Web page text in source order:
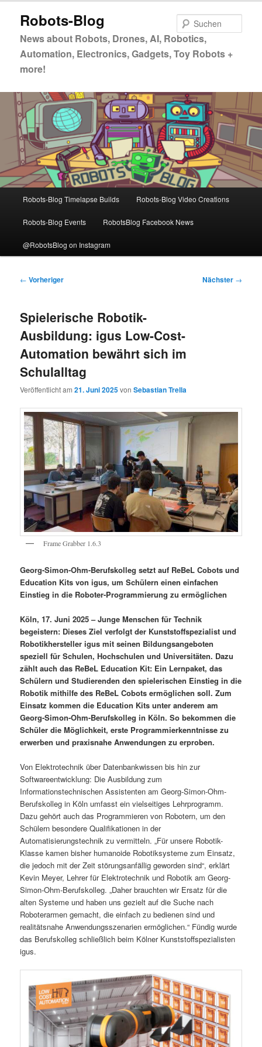
primären
springen
Robots-Blog
News about Robots, Drones, AI, Robotics,
Automation, Electronics, Gadgets, Toy Robots +
more!
Robots-Blog Timelapse Builds Robots-Blog Video Creations
Robots-Blog Events RobotsBlog Facebook News
@RobotsBlog on Instagram
Beitragsnavigation
← Vorheriger Nächster →
Spielerische Robotik-
Ausbildung: igus Low-Cost-
Automation bewährt sich im
Schulalltag
Veröffentlicht am21. Juni 2025vonSebastian Trella
Frame Grabber 1.6.3
Georg-Simon-Ohm-Berufskolleg setzt auf ReBeL Cobots und
Education Kits von igus, um Schülern einen einfachen
Einstieg in die Roboter-Programmierung zu ermöglichen
Köln, 17. Juni 2025 – Junge Menschen für Technik
begeistern: Dieses Ziel verfolgt der Kunststoffspezialist und
Robotikhersteller igus mit seinen Bildungsangeboten
speziell für Schulen, Hochschulen und Universitäten. Dazu
zählt auch das ReBeL Education Kit: Ein Lernpaket, das
Schülern und Studierenden den spielerischen Einstieg in die
Robotik mithilfe des ReBeL Cobots ermöglichen soll. Zum
Einsatz kommen die Education Kits unter anderem am
Georg-Simon-Ohm-Berufskolleg in Köln. So bekommen die
Schüler die Möglichkeit, erste Programmierkenntnisse zu
erwerben und praxisnahe Anwendungen zu erproben.
Von Elektrotechnik über Datenbankwissen bis hin zur
Softwareentwicklung: Die Ausbildung zum
Informationstechnischen Assistenten am Georg-Simon-Ohm-
Berufskolleg in Köln umfasst ein vielseitiges Lehrprogramm.
Dazu gehört auch das Programmieren von Robotern, um den
Schülern besondere Qualifikationen in der
Automatisierungstechnik zu vermitteln. „Für unsere Robotik-
Klasse kamen bisher humanoide Robotiksysteme zum Einsatz,
die jedoch mit der Zeit störungsanfällig geworden sind“, erklärt
Kevin Meyer, Lehrer für Elektrotechnik und Robotik am Georg-
Simon-Ohm-Berufskolleg. „Daher brauchten wir Ersatz für die
alten Systeme und haben uns gezielt auf die Suche nach
Roboterarmen gemacht, die einfach zu bedienen sind und
realitätsnahe Anwendungsszenarien ermöglichen.“ Fündig wurde
das Berufskolleg schließlich beim Kölner Kunststoffspezialisten
igus.